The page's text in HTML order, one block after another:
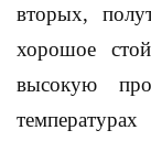
вторых,
хорошое
высокую